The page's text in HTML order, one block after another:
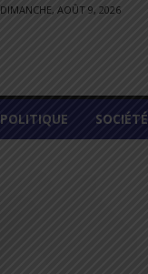
DIMANCHE, AOÛT 9, 2026
POLITIQUE SOCIÉTÉ